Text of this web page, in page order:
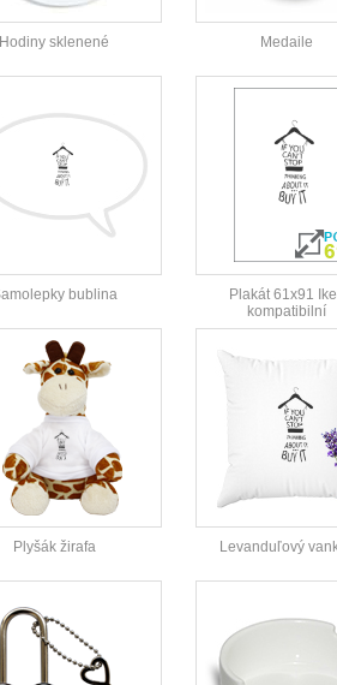
Hodiny sklenené Medaile
bublina
Plakát 61x91
kompatibilní
Plyšák žirafa Levanduľový